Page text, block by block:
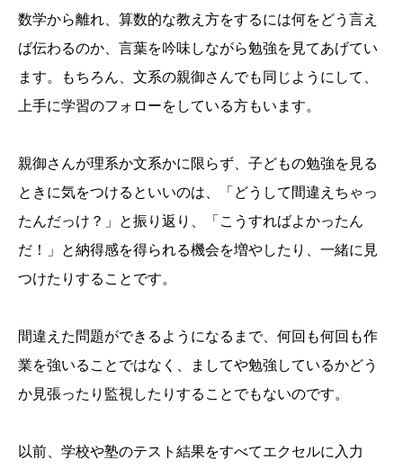
数学から離れ、算数的な教え方をするには何をどう言え
ば伝わるのか、言葉を吟味しながら勉強を見てあげてい
ます。もちろん、文系の親御さんでも同じようにして、
上手に学習のフォローをしている方もいます。
親御さんが理系か文系かに限らず、子どもの勉強を見る
ときに気をつけるといいのは、「どうして間違えちゃっ
たんだっけ？」と振り返り、「こうすればよかったん
だ！」と納得感を得られる機会を増やしたり、一緒に見
つけたりすることです。
間違えた問題ができるようになるまで、何回も何回も作
業を強いることではなく、ましてや勉強しているかどう
か見張ったり監視したりすることでもないのです。
以前、学校や塾のテスト結果をすべてエクセルに入力